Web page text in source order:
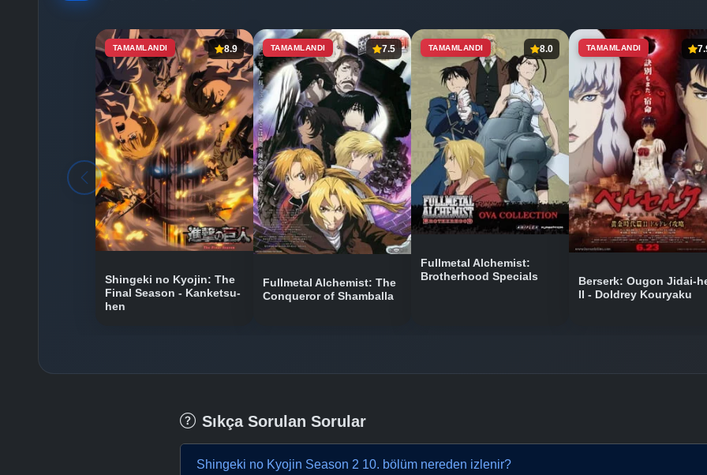
TAMAMLANDI 8.9
Shingeki no Kyojin: The
Final Season - Kanketsu-
hen
TAMAMLANDI 7.5
Fullmetal Alchemist: The
Conqueror of Shamballa
TAMAMLANDI 8.0
Fullmetal Alchemist:
Brotherhood Specials
TAMAMLANDI
Berserk: Ougon Jidai-
II - Doldrey Kouryaku
Sıkça Sorulan Sorular
Shingeki no Kyojin Season 2 10. bölüm nereden izlenir?